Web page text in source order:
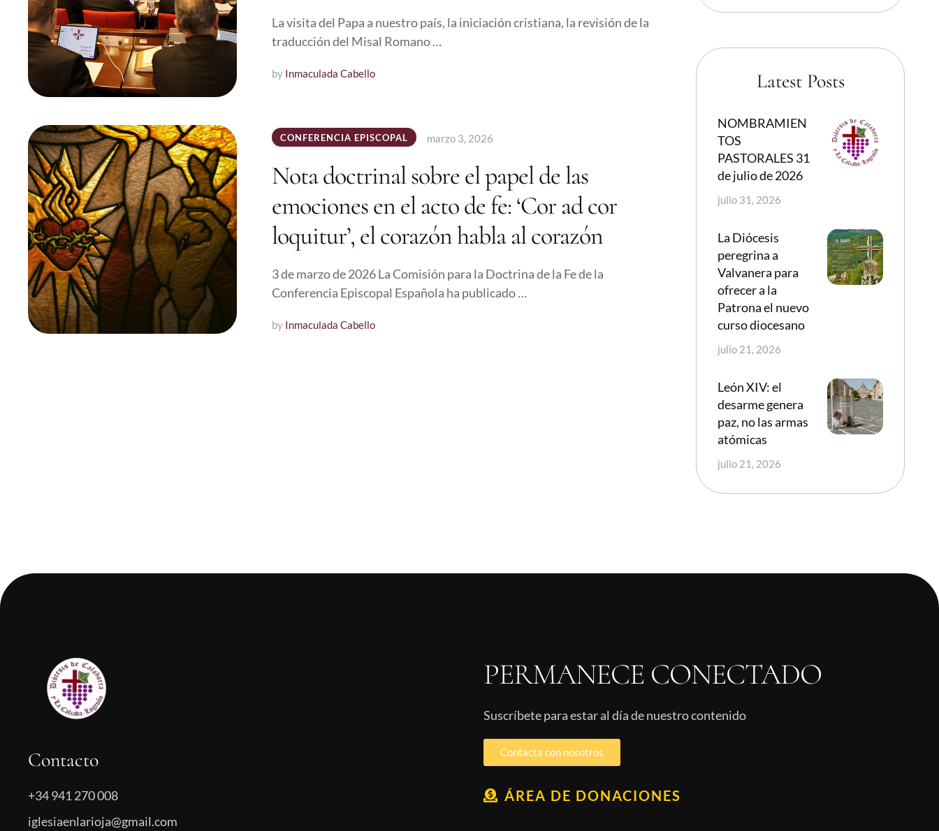
La visita del Papa a nuestro país, la iniciación cristiana, la revisión de la
traducción del Misal Romano …
by Inmaculada Cabello
CONFERENCIA EPISCOPAL marzo 3, 2026
Nota doctrinal sobre el papel de las
emociones en el acto de fe: ‘Cor ad cor
loquitur’, el corazón habla al corazón
3 de marzo de 2026 La Comisión para la Doctrina de la Fe de la
Conferencia Episcopal Española ha publicado …
by Inmaculada Cabello
Latest Posts
NOMBRAMIEN
TOS
PASTORALES 31
de julio de 2026
julio 31, 2026
La Diócesis
peregrina a
Valvanera para
ofrecer a la
Patrona el nuevo
curso diocesano
julio 21, 2026
León XIV: el
desarme genera
paz, no las armas
atómicas
julio 21, 2026
Contacto
+34 941 270 008
iglesiaenlarioja@gmail.com
PERMANECE CONECTADO
Suscríbete para estar al día de nuestro contenido
Contacta con nosotros
ÁREA DE DONACIONES